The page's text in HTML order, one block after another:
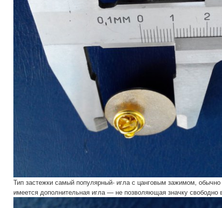
Тип застежки самый популярный- игла с цанговым зажимом, обычно
имеется дополнительная игла — не позволяющая значку